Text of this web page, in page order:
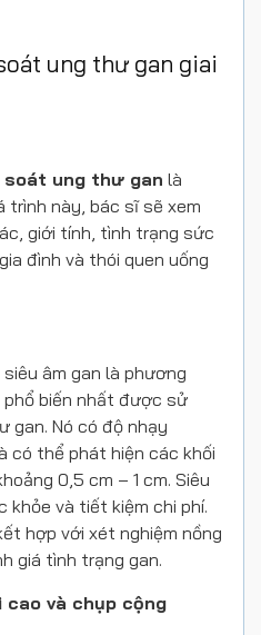
ung thư gan giai
soát ung thư gan là
trình này, bác sĩ sẽ xem
giới tính, tình trạng sức
đình và thói quen uống
âm gan là phương
phổ biến nhất được sử
gan. Nó có độ nhạy
có thể phát hiện các khối
0,5 cm – 1 cm. Siêu
khỏe và tiết kiệm chi phí.
hợp với xét nghiệm nồng
giá tình trạng gan.
và chụp cộng